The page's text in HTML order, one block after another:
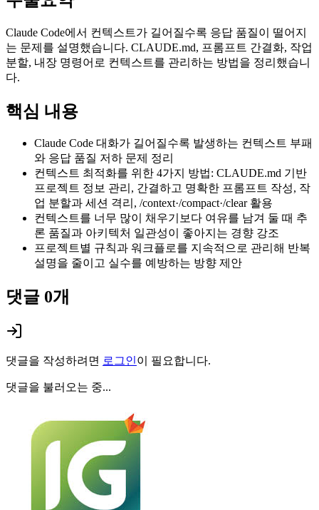
Claude Code에서 컨텍스트가 길어질수록 응답 품질이 떨어지
는 문제를 설명했습니다. CLAUDE.md, 프롬프트 간결화, 작업
분할, 내장 명령어로 컨텍스트를 관리하는 방법을 정리했습니
다.
핵심 내용
Claude Code 대화가 길어질수록 발생하는 컨텍스트 부패
와 응답 품질 저하 문제 정리
컨텍스트 최적화를 위한 4가지 방법: CLAUDE.md 기반
프로젝트 정보 관리, 간결하고 명확한 프롬프트 작성, 작
업 분할과 세션 격리, /context·/compact·/clear 활용
컨텍스트를 너무 많이 채우기보다 여유를 남겨 둘 때 추
론 품질과 아키텍처 일관성이 좋아지는 경향 강조
프로젝트별 규칙과 워크플로를 지속적으로 관리해 반복
설명을 줄이고 실수를 예방하는 방향 제안
댓글 0개
댓글을 작성하려면 로그인이 필요합니다.
댓글을 불러오는 중...